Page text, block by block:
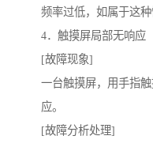
频率过低，如属于这
4．触摸屏局部无响应
[故障现象]
一台触摸屏，用手指
应。
[故障分析处理]